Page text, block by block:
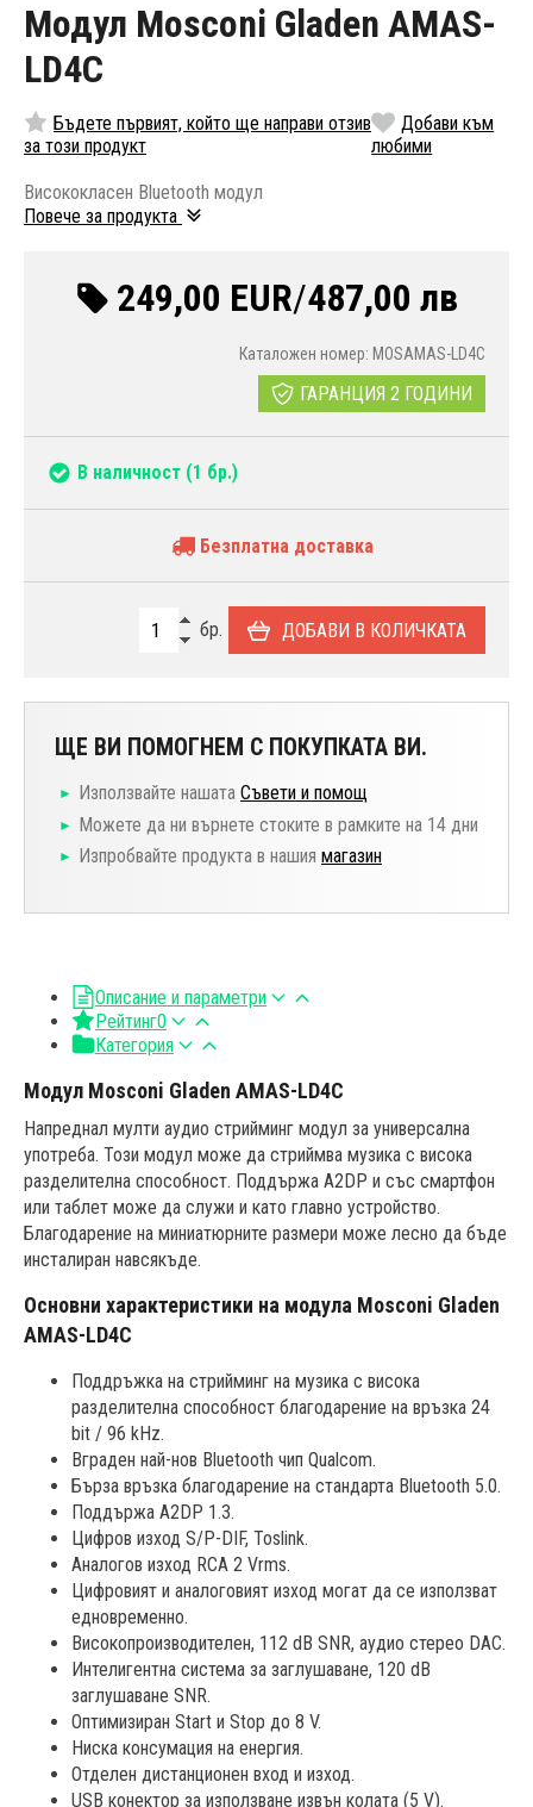
Модул Mosconi Gladen AMAS-
LD4C
Бъдете първият, който ще направи отзив
за този продукт
Добави към
любими
Висококласен Bluetooth модул
Повече за продукта
249,00 EUR/487,00 лв
Каталожен номер: MOSAMAS-LD4C
ГАРАНЦИЯ 2 ГОДИНИ
В наличност (1 бр.)
Безплатна доставка
бр. ДОБАВИ В КОЛИЧКАТА
ЩЕ ВИ ПОМОГНЕМ С ПОКУПКАТА ВИ.
Използвайте нашата Съвети и помощ
Можете да ни върнете стоките в рамките на 14 дни
Изпробвайте продукта в нашия магазин
Описание и параметри
Рейтинг0
Категория
Модул Mosconi Gladen AMAS-LD4C
Напреднал мулти аудио стрийминг модул за универсална
употреба. Този модул може да стриймва музика с висока
разделителна способност. Поддържа A2DP и със смартфон
или таблет може да служи и като главно устройство.
Благодарение на миниатюрните размери може лесно да бъде
инсталиран навсякъде.
Основни характеристики на модула Mosconi Gladen
AMAS-LD4C
Поддръжка на стрийминг на музика с висока
разделителна способност благодарение на връзка 24
bit / 96 kHz.
Вграден най-нов Bluetooth чип Qualcom.
Бърза връзка благодарение на стандарта Bluetooth 5.0.
Поддържа A2DP 1.3.
Цифров изход S/P-DIF, Toslink.
Аналогов изход RCA 2 Vrms.
Цифровият и аналоговият изход могат да се използват
едновременно.
Високопроизводителен, 112 dB SNR, аудио стерео DAC.
Интелигентна система за заглушаване, 120 dB
заглушаване SNR.
Оптимизиран Start и Stop до 8 V.
Ниска консумация на енергия.
Отделен дистанционен вход и изход.
USB конектор за използване извън колата (5 V).